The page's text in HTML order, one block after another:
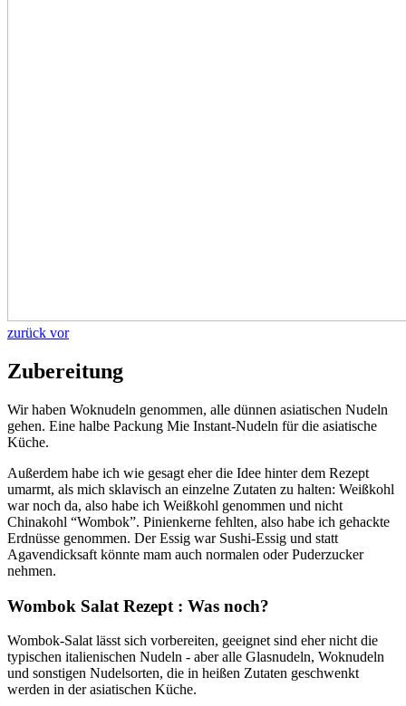
zurück vor
Zubereitung
Wir haben Woknudeln genommen, alle dünnen asiatischen Nudeln
gehen. Eine halbe Packung Mie Instant-Nudeln für die asiatische
Küche.
Außerdem habe ich wie gesagt eher die Idee hinter dem Rezept
umarmt, als mich sklavisch an einzelne Zutaten zu halten: Weißkohl
war noch da, also habe ich Weißkohl genommen und nicht
Chinakohl “Wombok”. Pinienkerne fehlten, also habe ich gehackte
Erdnüsse genommen. Der Essig war Sushi-Essig und statt
Agavendicksaft könnte mam auch normalen oder Puderzucker
nehmen.
Wombok Salat Rezept : Was noch?
Wombok-Salat lässt sich vorbereiten, geeignet sind eher nicht die
typischen italienischen Nudeln - aber alle Glasnudeln, Woknudeln
und sonstigen Nudelsorten, die in heißen Zutaten geschwenkt
werden in der asiatischen Küche.